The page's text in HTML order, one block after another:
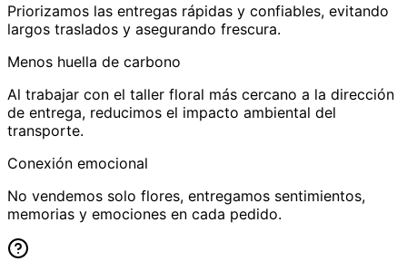
Priorizamos las entregas rápidas y confiables, evitando
largos traslados y asegurando frescura.
Menos huella de carbono
Al trabajar con el taller floral más cercano a la dirección
de entrega, reducimos el impacto ambiental del
transporte.
Conexión emocional
No vendemos solo flores, entregamos sentimientos,
memorias y emociones en cada pedido.